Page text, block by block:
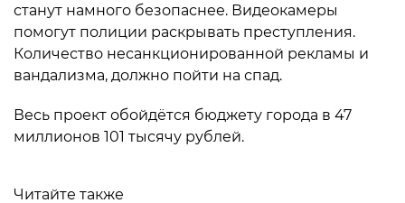
станут намного безопаснее. Видеокамеры
помогут полиции раскрывать преступления.
Количество несанкционированной рекламы и
вандализма, должно пойти на спад.
Весь проект обойдётся бюджету города в 47
миллионов 101 тысячу рублей.
Читайте также